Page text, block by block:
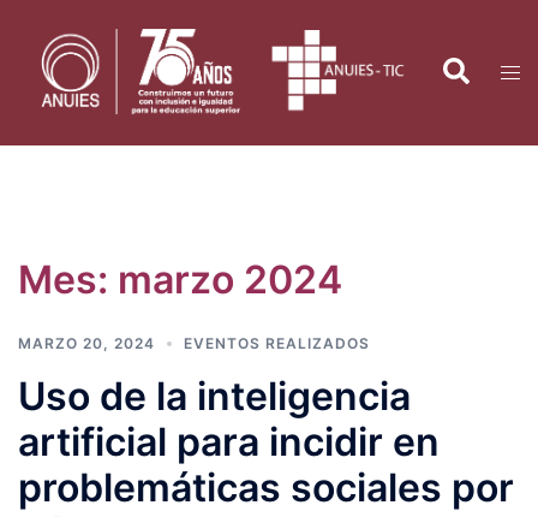
contenido
Search
Mes: marzo 2024
MARZO 20, 2024 EVENTOS REALIZADOS
Uso de la inteligencia
artificial para incidir en
problemáticas sociales por